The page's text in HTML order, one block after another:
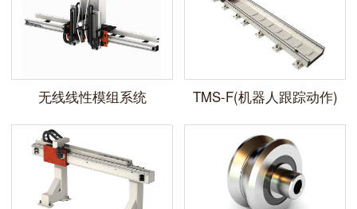
无线线性模组系统 TMS-F(机器人跟踪动作)